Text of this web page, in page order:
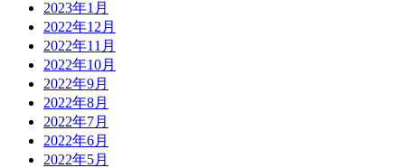
2023年1月
2022年12月
2022年11月
2022年10月
2022年9月
2022年8月
2022年7月
2022年6月
2022年5月